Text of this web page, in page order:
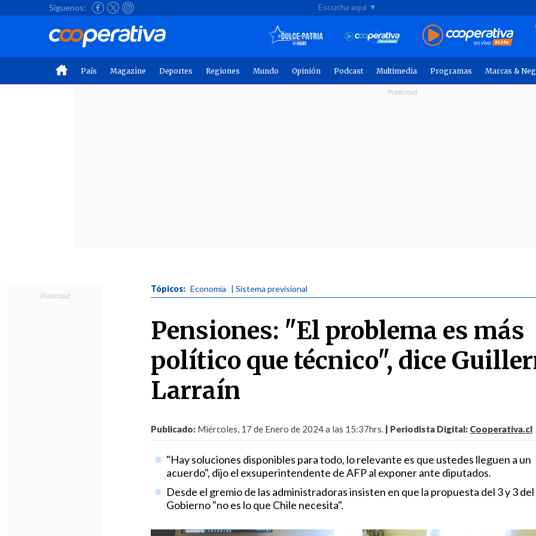
Síguenos: Escucha aquí ▼
País Magazine Deportes Regiones Mundo Opinión Podcast Multimedia Programas Marcas &
Tópicos: Economía | Sistema previsional
Pensiones: "El problema es más
político que técnico", dice
Larraín
Publicado: Miércoles, 17 de Enero de 2024 a las 15:37hrs. | Periodista Digital: Cooperativa.cl
"Hay soluciones disponibles para todo, lo relevante es que ustedes lleguen a un
acuerdo", dijo el exsuperintendente de AFP al exponer ante diputados.
Desde el gremio de las administradoras insisten en que la propuesta del 3 y 3 del
Gobierno "no es lo que Chile necesita".